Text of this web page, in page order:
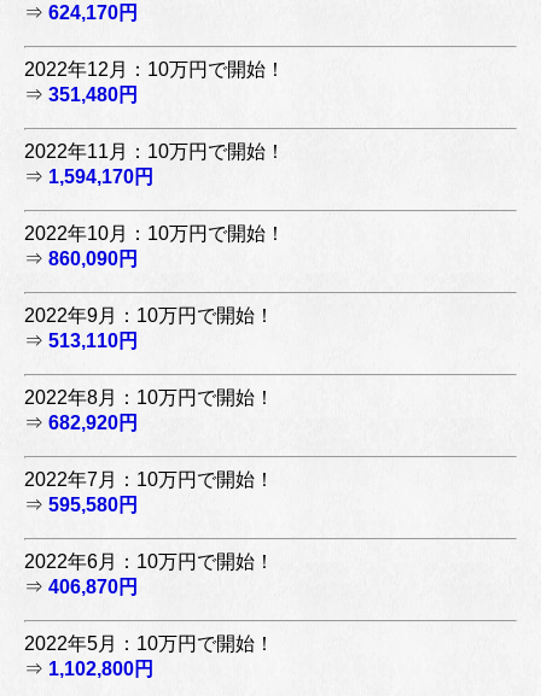
⇒ 624,170円
2022年12月：10万円で開始！
⇒ 351,480円
2022年11月：10万円で開始！
⇒ 1,594,170円
2022年10月：10万円で開始！
⇒ 860,090円
2022年9月：10万円で開始！
⇒ 513,110円
2022年8月：10万円で開始！
⇒ 682,920円
2022年7月：10万円で開始！
⇒ 595,580円
2022年6月：10万円で開始！
⇒ 406,870円
2022年5月：10万円で開始！
⇒ 1,102,800円